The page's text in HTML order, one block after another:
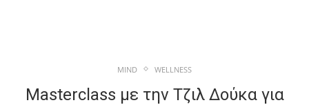
MIND WELLNESS
Masterclass με την Τζιλ Δούκα για